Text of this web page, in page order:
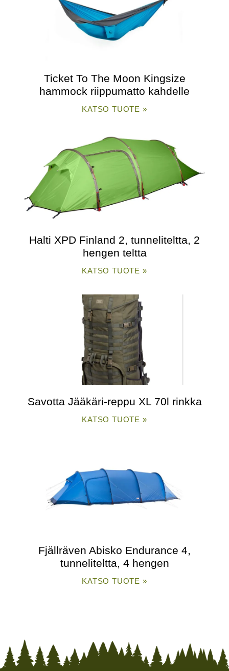
Ticket To The Moon Kingsize
hammock riippumatto kahdelle
KATSO TUOTE »
Halti XPD Finland 2, tunneliteltta, 2
hengen teltta
KATSO TUOTE »
Savotta Jääkäri-reppu XL 70l rinkka
KATSO TUOTE »
Fjällräven Abisko Endurance 4,
tunneliteltta, 4 hengen
KATSO TUOTE »